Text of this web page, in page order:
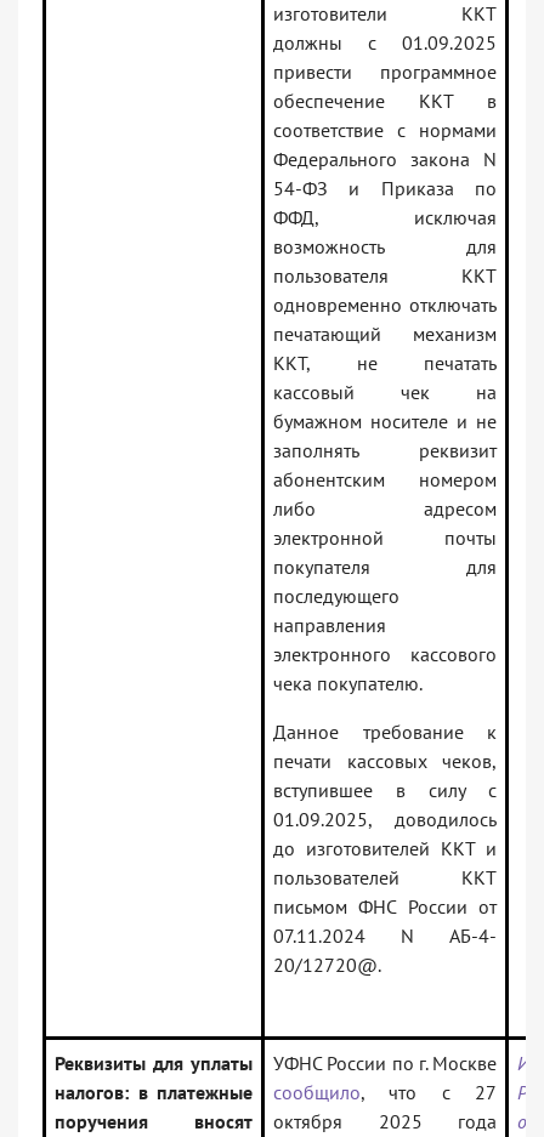
изготовители ККТ
должны с 01.09.2025
привести программное
обеспечение ККТ в
соответствие с нормами
Федерального закона N
54-ФЗ и Приказа по
ФФД, исключая
возможность для
пользователя ККТ
одновременно отключать
печатающий механизм
ККТ, не печатать
кассовый чек на
бумажном носителе и не
заполнять реквизит
абонентским номером
либо адресом
электронной почты
покупателя для
последующего
направления
электронного кассового
чека покупателю.
Данное требование к
печати кассовых чеков,
вступившее в силу с
01.09.2025, доводилось
до изготовителей ККТ и
пользователей ККТ
письмом ФНС России от
07.11.2024 N АБ-4-
20/12720@.
Реквизиты для уплаты
налогов: в платежные
поручения вносят
УФНС России по г. Москве
сообщило, что с 27
октября 2025 года
от